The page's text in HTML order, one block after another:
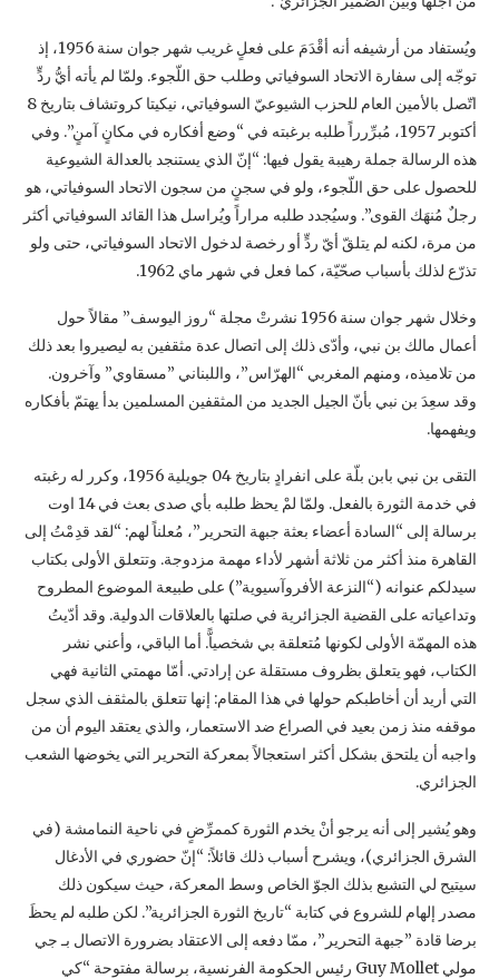
ويُستفاد من أرشيفه أنه أقْدَمَ على فعلٍ غريب شهر جوان سنة 1956، إذ
توجّه إلى سفارة الاتحاد ‏السوفياتي وطلب حق اللّجوء. ولمّا لم يأته أيُّ ردٍّ
اتّصل بالأمين العام للحزب الشيوعيّ السوفياتي، نيكيتا ‏كروتشاف بتاريخ 8
أكتوبر 1957، مُبرِّرراً طلبه برغبته في “وضع أفكاره في مكانٍ آمنٍ”. وفي
هذه ‏الرسالة جملة رهيبة يقول فيها: “إنّ الذي يستنجد بالعدالة الشيوعية
للحصول على حق اللّجوء، ولو في ‏سجنٍ من سجون الاتحاد السوفياتي، هو
رجلٌ مُنهَك القوى”. وسيُجدد طلبه مراراً ويُراسل هذا القائد ‏السوفياتي أكثر
من مرة، لكنه لم يتلقّ أيّ ردٍّ أو رخصة لدخول الاتحاد السوفياتي، حتى ولو
تذرّع لذلك ‏بأسباب صحّيّة، كما فعل في شهر ماي 1962. ‏
وخلال شهر جوان سنة 1956 نشرتْ مجلة “روز اليوسف” مقالاً حول
أعمال مالك بن نبي، وأدّى ذلك ‏إلى اتصال عدة مثقفين به ليصيروا بعد ذلك
من تلاميذه، ومنهم المغربي “الهرّاس”، واللبناني ‏‏”مسقاوي” وآخرون.
وقد سعِدَ بن نبي بأنّ الجيل الجديد من المثقفين المسلمين بدأ يهتمّ بأفكاره
ويفهمها.‏
التقى بن نبي بابن بلّة على انفرادٍ بتاريخ 04 جويلية 1956، وكرر له رغبته
في خدمة الثورة بالفعل. ‏ولمّا لمْ يحظ طلبه بأي صدى بعث في 14 اوت
برسالة إلى “السادة أعضاء بعثة جبهة التحرير”، مُعلناً ‏لهم: “لقد قدِمْتُ إلى
القاهرة منذ أكثر من ثلاثة أشهر لأداء مهمة مزدوجة. وتتعلق الأولى بكتاب
سيدلكم ‏عنوانه (“النزعة الأفروآسيوية”) على طبيعة الموضوع المطروح
وتداعياته على القضية الجزائرية في ‏صلتها بالعلاقات الدولية. وقد أدّيتُ
هذه المهمّة الأولى لكونها مُتعلقة بي شخصياًّ. أما الباقي، وأعني نشر
‏الكتاب، فهو يتعلق بظروف مستقلة عن إرادتي. أمّا مهمتي الثانية فهي
التي أريد أن أخاطبكم حولها في ‏هذا المقام: إنها تتعلق بالمثقف الذي سجل
موقفه منذ زمن بعيد في الصراع ضد الاستعمار، والذي يعتقد ‏اليوم أن من
واجبه أن يلتحق بشكل أكثر استعجالاً بمعركة التحرير التي يخوضها الشعب
الجزائري.‏
وهو يُشير إلى أنه يرجو أنْ يخدم الثورة كممرِّضٍ في ناحية النمامشة (في
الشرق الجزائري)، ويشرح ‏أسباب ذلك قائلاً: “إنّ حضوري في الأدغال
سيتيح لي التشبع بذلك الجوّ الخاص وسط المعركة، حيث ‏سيكون ذلك
مصدر إلهام للشروع في كتابة “تاريخ الثورة الجزائرية”. لكن طلبه لم يحظَ
برضا قادة ‏‏”جبهة التحرير”، ممّا دفعه إلى الاعتقاد بضرورة الاتصال بـ جي
مولي ‏Guy Mollet‏ رئيس الحكومة ‏الفرنسية، برسالة مفتوحة “كي